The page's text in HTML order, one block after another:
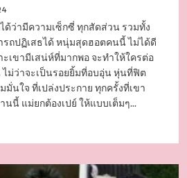
ด้ว่ามีความเซ็กซี่ ทุกสัดส่วน รวมทั้ง
รถปฏิเสธได้ หนุ่มสุดฮอตคนนี้ ไม่ได้ดี
ะเขามีเสน่ห์ที่มากพอ จะทำให้ใครต่อ
ไม่ว่าจะเป็นรอยยิ้มที่อบอุ่น หุ่นที่ฟิต
นใจ ที่เปล่งประกาย ทุกครั้งที่เขา
นนี้ แม่ยกต้องเปย์ ให้แบบเต็มๆ...